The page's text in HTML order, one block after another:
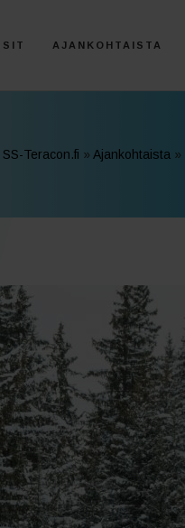
AJANKOHTAISTA
SS-Teracon.fi » Ajankohtaista »